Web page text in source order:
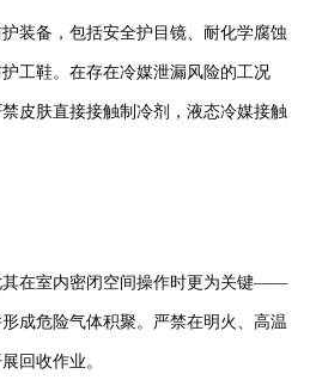
装备，包括安全护目镜、耐化学腐蚀
工鞋。在存在冷媒泄漏风险的工况
皮肤直接接触制冷剂，液态冷媒接触
其在室内密闭空间操作时更为关键——
成危险气体积聚。严禁在明火、高温
回收作业。